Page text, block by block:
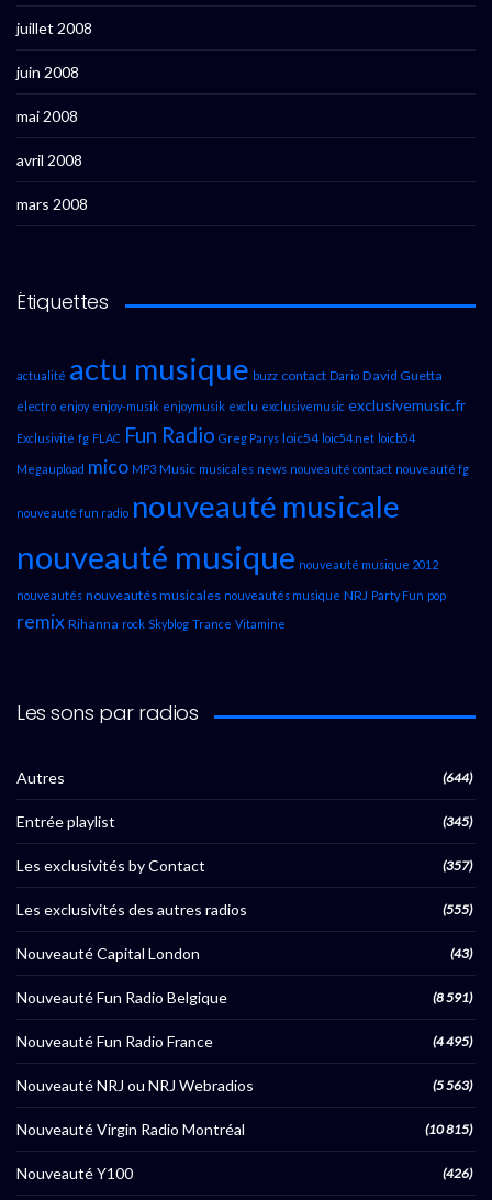
juillet 2008
juin 2008
mai 2008
avril 2008
mars 2008
Étiquettes
actualité actu musique buzz contact Dario David Guetta
electro enjoy enjoy-musik enjoymusik exclu exclusivemusic exclusivemusic.fr
Exclusivité fg FLAC Fun Radio Greg Parys loic54 loic54.net loicb54
Megaupload mico MP3 Music musicales news nouveauté contact nouveauté fg
nouveauté fun radio nouveauté musicale
nouveauté musique nouveauté musique 2012
nouveautés nouveautés musicales nouveautés musique NRJ Party Fun pop
remix Rihanna rock Skyblog Trance Vitamine
Les sons par radios
Autres (644)
Entrée playlist (345)
Les exclusivités by Contact (357)
Les exclusivités des autres radios (555)
Nouveauté Capital London (43)
Nouveauté Fun Radio Belgique (8 591)
Nouveauté Fun Radio France (4 495)
Nouveauté NRJ ou NRJ Webradios (5 563)
Nouveauté Virgin Radio Montréal (10 815)
Nouveauté Y100 (426)